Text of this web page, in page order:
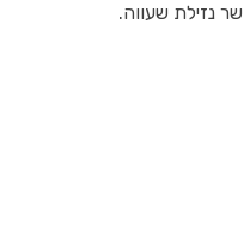
נזילת שעווה.